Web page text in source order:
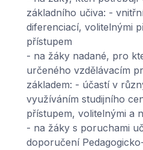
základního učiva: -
diferenciací, volitelnými
přístupem
- na žáky nadané, pro
určeného vzdělávacím
základem: - účastí v
využíváním studijního
přístupem, volitelnými a
- na žáky s poruchami
doporučení